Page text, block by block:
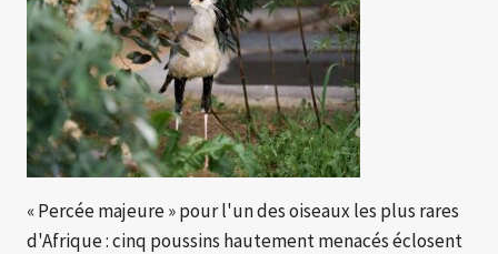
« Percée majeure » ​​pour l'un des oiseaux les plus rares
d'Afrique : cinq poussins hautement menacés éclosent